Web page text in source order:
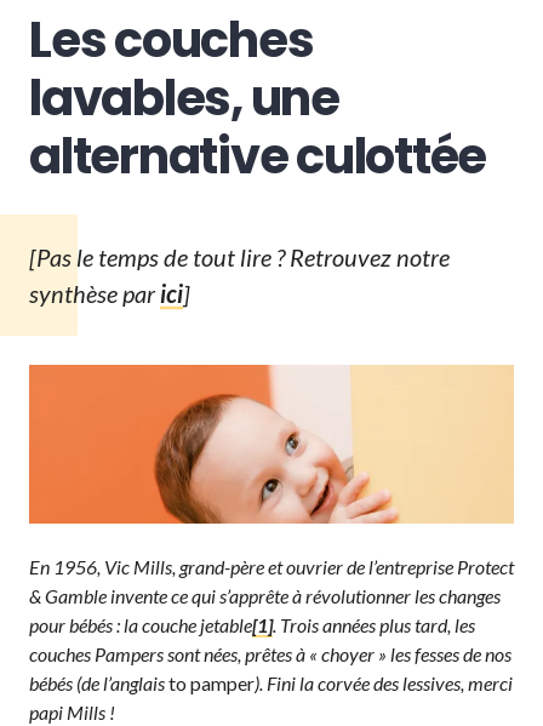
Les couches
lavables, une
alternative culottée
[Pas le temps de tout lire ? Retrouvez notre
synthèse parici]
En 1956, Vic Mills, grand-père et ouvrier de l’entreprise Protect
& Gamble invente ce qui s’apprête à révolutionner les changes
pour bébés : la couche jetable[1]. Trois années plus tard, les
couches Pampers sont nées, prêtes à « choyer » les fesses de nos
bébés (de l’anglaisto pamper). Fini la corvée des lessives, merci
papi Mills !